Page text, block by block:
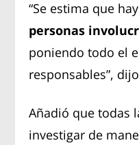
“Se estima que
personas
poniendo todo el
responsables”,
Añadió que todas
investigar de